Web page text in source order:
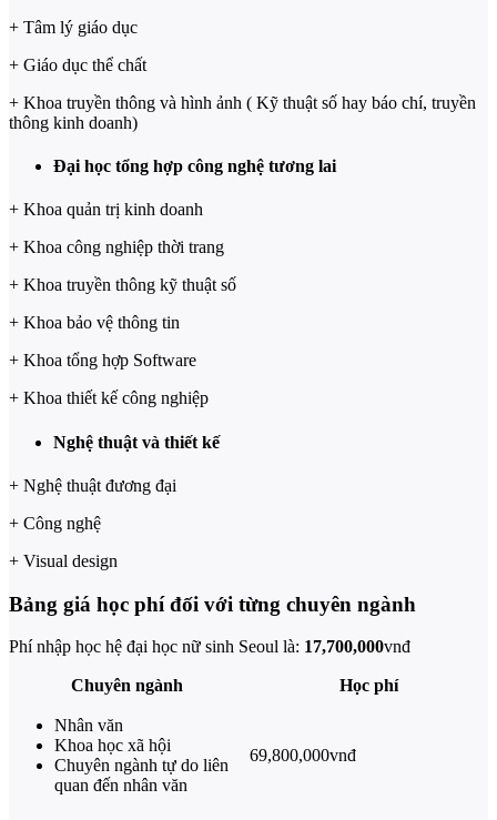
+ Tâm lý giáo dục
+ Giáo dục thể chất
+ Khoa truyền thông và hình ảnh ( Kỹ thuật số hay báo chí, truyền
thông kinh doanh)
Đại học tổng hợp công nghệ tương lai
+ Khoa quản trị kinh doanh
+ Khoa công nghiệp thời trang
+ Khoa truyền thông kỹ thuật số
+ Khoa bảo vệ thông tin
+ Khoa tổng hợp Software
+ Khoa thiết kế công nghiệp
Nghệ thuật và thiết kế
+ Nghệ thuật đương đại
+ Công nghệ
+ Visual design
Bảng giá học phí đối với từng chuyên ngành
Phí nhập học hệ đại học nữ sinh Seoul là: 17,700,000vnđ
Chuyên ngành Học phí
Nhân văn
Khoa học xã hội
Chuyên ngành tự do liên
quan đến nhân văn
69,800,000vnđ